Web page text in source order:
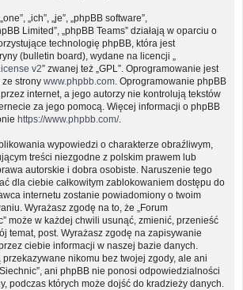
„ich”, „je”, „phpBB software”,
Limited”, „phpBB Teams” działają w oparciu o
technologię phpBB, która jest
(bulletin board), wydane na licencji „
v2” zwanej też „GPL”. Oprogramowanie jest
strony www.phpbb.com . Oprogramowanie phpBB
internet, a jego autorzy nie kontrolują tekstów
za jego pomocą. Więcej informacji o phpBB
https://www.phpbb.com/.
wypowiedzi o charakterze obraźliwym,
treści niezgodne z polskim prawem lub
autorskie i dobra osobiste. Naruszenie tego
dla ciebie całkowitym zablokowaniem dostępu do
internetu zostanie powiadomiony o twoim
Wyrażasz zgodę na to, że „Forum
może w każdej chwili usunąć, zmienić, przenieść
temat, post. Wyrażasz zgodę na zapisywanie
ciebie informacji w naszej bazie danych.
nikomu bez twojej zgody, ale ani
ani phpBB nie ponosi odpowiedzialności
podczas których może dojść do kradzieży danych.